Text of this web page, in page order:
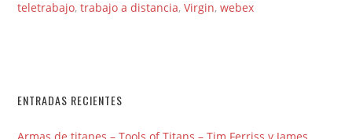
teletrabajo,trabajo a distancia,Virgin,webex
ENTRADAS RECIENTES